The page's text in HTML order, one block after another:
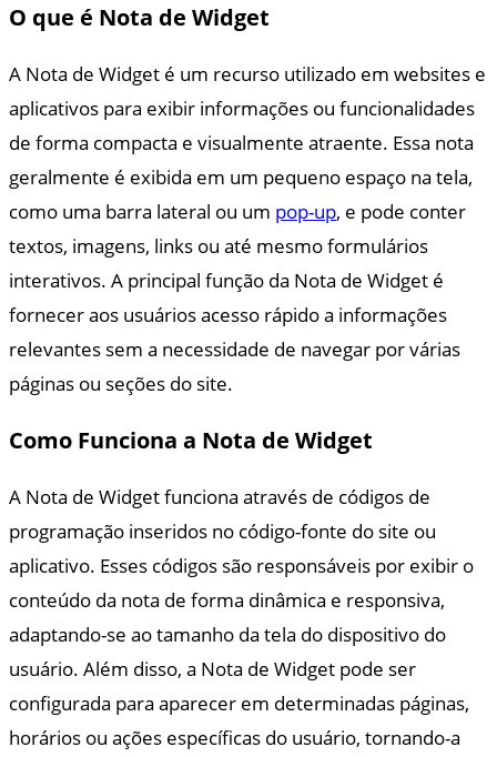
O que é Nota de Widget
A Nota de Widget é um recurso utilizado em websites e
aplicativos para exibir informações ou funcionalidades
de forma compacta e visualmente atraente. Essa nota
geralmente é exibida em um pequeno espaço na tela,
como uma barra lateral ou um pop-up, e pode conter
textos, imagens, links ou até mesmo formulários
interativos. A principal função da Nota de Widget é
fornecer aos usuários acesso rápido a informações
relevantes sem a necessidade de navegar por várias
páginas ou seções do site.
Como Funciona a Nota de Widget
A Nota de Widget funciona através de códigos de
programação inseridos no código-fonte do site ou
aplicativo. Esses códigos são responsáveis por exibir o
conteúdo da nota de forma dinâmica e responsiva,
adaptando-se ao tamanho da tela do dispositivo do
usuário. Além disso, a Nota de Widget pode ser
configurada para aparecer em determinadas páginas,
horários ou ações específicas do usuário, tornando-a